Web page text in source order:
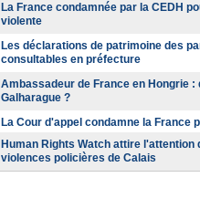
La France condamnée par la CEDH
violente
Les déclarations de patrimoine des
consultables en préfecture
Ambassadeur de France en Hongrie :
Galharague ?
La Cour d'appel condamne la France
Human Rights Watch attire l'attention
violences policières de Calais